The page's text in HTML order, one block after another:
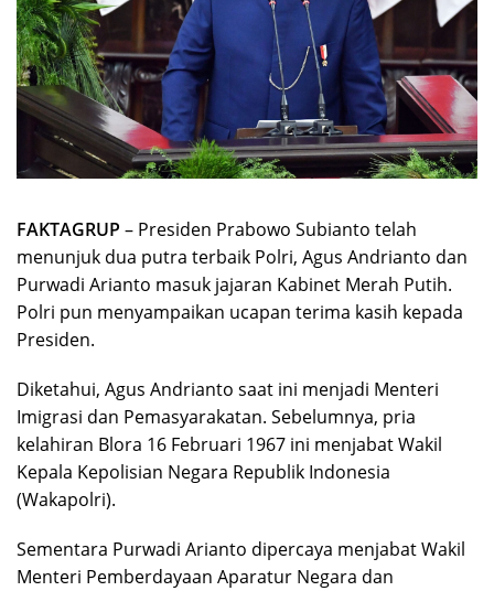
FAKTAGRUP – Presiden Prabowo Subianto telah
menunjuk dua putra terbaik Polri, Agus Andrianto dan
Purwadi Arianto masuk jajaran Kabinet Merah Putih.
Polri pun menyampaikan ucapan terima kasih kepada
Presiden.
Diketahui, Agus Andrianto saat ini menjadi Menteri
Imigrasi dan Pemasyarakatan. Sebelumnya, pria
kelahiran Blora 16 Februari 1967 ini menjabat Wakil
Kepala Kepolisian Negara Republik Indonesia
(Wakapolri).
Sementara Purwadi Arianto dipercaya menjabat Wakil
Menteri Pemberdayaan Aparatur Negara dan